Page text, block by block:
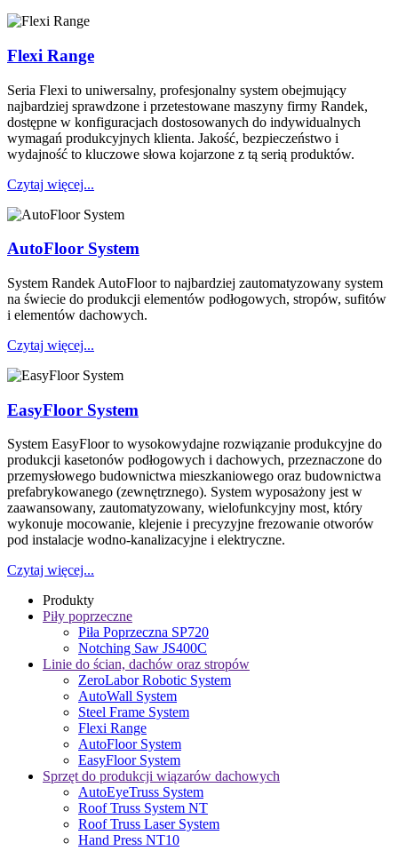
Flexi Range
Seria Flexi to uniwersalny, profesjonalny system obejmujący
najbardziej sprawdzone i przetestowane maszyny firmy Randek,
dostępne w konfiguracjach dostosowanych do indywidualnych
wymagań produkcyjnych klienta. Jakość, bezpieczeństwo i
wydajność to kluczowe słowa kojarzone z tą serią produktów.
Czytaj więcej...
AutoFloor System
System Randek AutoFloor to najbardziej zautomatyzowany system
na świecie do produkcji elementów podłogowych, stropów, sufitów
i elementów dachowych.
Czytaj więcej...
EasyFloor System
System EasyFloor to wysokowydajne rozwiązanie produkcyjne do
produkcji kasetonów podłogowych i dachowych, przeznaczone do
przemysłowego budownictwa mieszkaniowego oraz budownictwa
prefabrykowanego (zewnętrznego). System wyposażony jest w
zaawansowany, zautomatyzowany, wielofunkcyjny most, który
wykonuje mocowanie, klejenie i precyzyjne frezowanie otworów
pod instalacje wodno-kanalizacyjne i elektryczne.
Czytaj więcej...
Produkty
Piły poprzeczne
Piła Poprzeczna SP720
Notching Saw JS400C
Linie do ścian, dachów oraz stropów
ZeroLabor Robotic System
AutoWall System
Steel Frame System
Flexi Range
AutoFloor System
EasyFloor System
Sprzęt do produkcji wiązarów dachowych
AutoEyeTruss System
Roof Truss System NT
Roof Truss Laser System
Hand Press NT10